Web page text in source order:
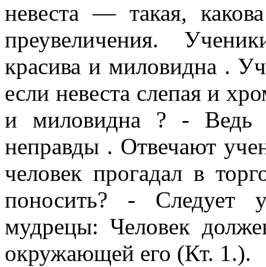
невеста — такая,
преувеличения.
красива и миловидна .
если невеста слепая и
и миловидна ? - Ведь
неправды . Отвечают
человек прогадал в
поносить? - Следует
мудрецы: Человек
окружающей его (Кт. 1.).